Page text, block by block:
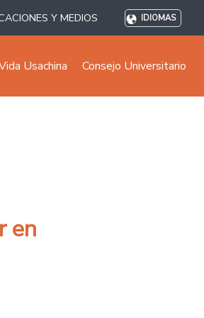
Y MEDIOS IDIOMAS
Usachina Consejo Universitario
en